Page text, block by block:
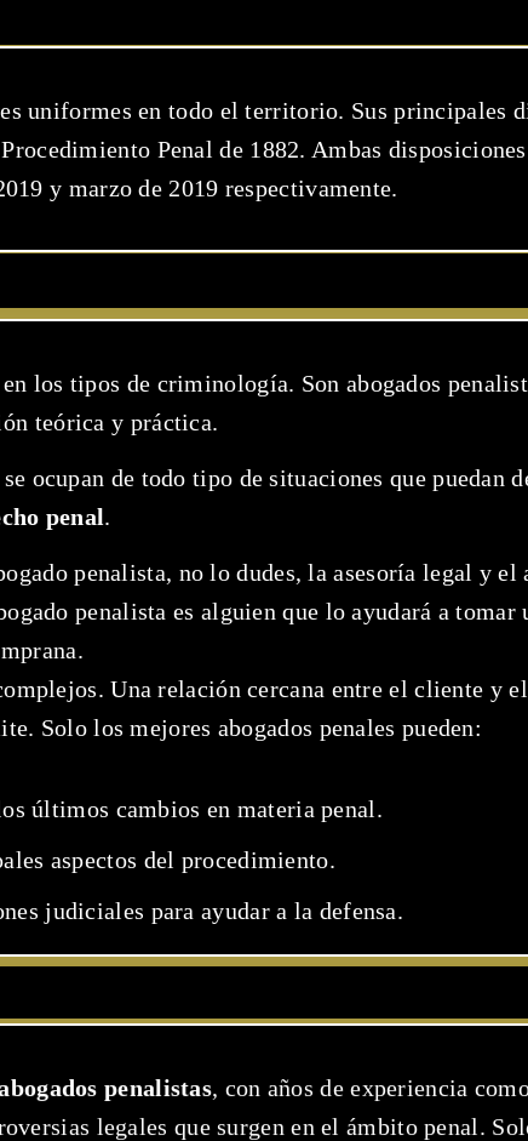
uniformes en todo el territorio. Sus principales
Penal de 1882. Ambas
y marzo de 2019 respectivamente.
los tipos de criminología. Son abogados
teórica y práctica.
ocupan de todo tipo de situaciones que puedan
penal.
penalista, no lo dudes, la asesoría legal y el
penalista es alguien que lo ayudará a tomar
Una relación cercana entre el cliente y el
Solo los mejores abogados penales pueden:
últimos cambios en materia penal.
aspectos del procedimiento.
judiciales para ayudar a la defensa.
penalistas, con años de experiencia
legales que surgen en el ámbito penal.